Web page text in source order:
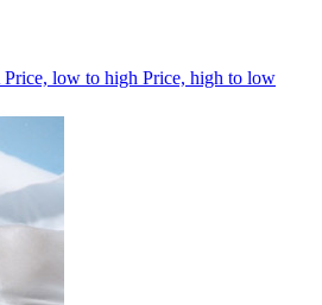
Price, low to high Price, high to low